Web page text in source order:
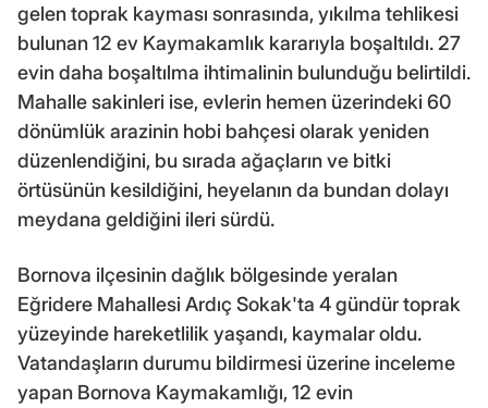
gelen toprak kayması sonrasında, yıkılma tehlikesi
bulunan 12 ev Kaymakamlık kararıyla boşaltıldı. 27
evin daha boşaltılma ihtimalinin bulunduğu belirtildi.
Mahalle sakinleri ise, evlerin hemen üzerindeki 60
dönümlük arazinin hobi bahçesi olarak yeniden
düzenlendiğini, bu sırada ağaçların ve bitki
örtüsünün kesildiğini, heyelanın da bundan dolayı
meydana geldiğini ileri sürdü.
Bornova ilçesinin dağlık bölgesinde yeralan
Eğridere Mahallesi Ardıç Sokak'ta 4 gündür toprak
yüzeyinde hareketlilik yaşandı, kaymalar oldu.
Vatandaşların durumu bildirmesi üzerine inceleme
yapan Bornova Kaymakamlığı, 12 evin